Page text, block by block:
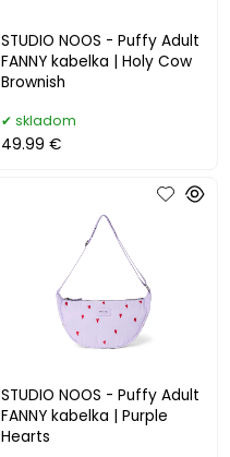
STUDIO NOOS - Puffy Adult
FANNY kabelka | Holy Cow
Brownish
skladom
49.99 €
STUDIO NOOS - Puffy Adult
FANNY kabelka | Purple
Hearts